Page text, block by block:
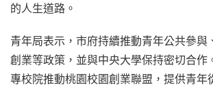
的人生道路。
青年局表示，市府持續推動青年公共參與
創業等政策，並與中央大學保持密切合作
專校院推動桃園校園創業聯盟，提供青年